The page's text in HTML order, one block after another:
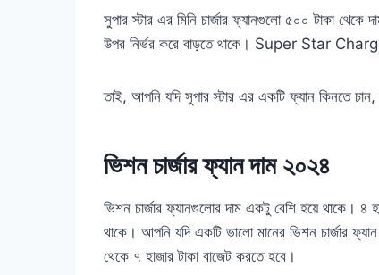
সুপার স্টার এর মিনি চার্জার ফ্যানগুলো ৫০০ টাকা থেকে
উপর নির্ভর করে বাড়তে থাকে। Super Star
তাই, আপনি যদি সুপার স্টার এর একটি ফ্যান কিনতে
ভিশন চার্জার ফ্যান দাম ২০২৪
ভিশন চার্জার ফ্যানগুলোর দাম একটু বেশি হয়ে থাকে। ৪
থাকে। আপনি যদি একটি ভালো মানের ভিশন চার্জার
থেকে ৭ হাজার টাকা বাজেট করতে হবে।